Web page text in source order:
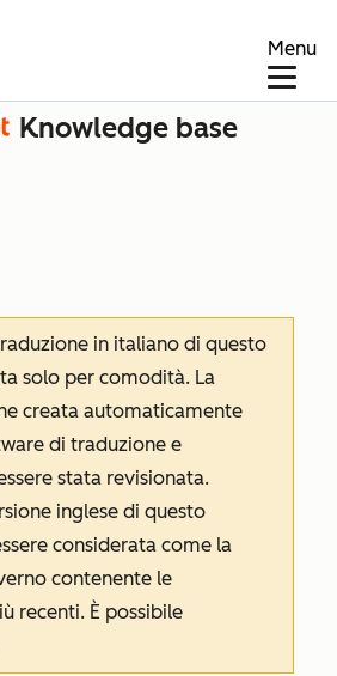
Menu
Knowledge base
in italiano di questo
solo per comodità. La
creata automaticamente
di traduzione e
stata revisionata.
inglese di questo
considerata come la
contenente le
recenti. È possibile